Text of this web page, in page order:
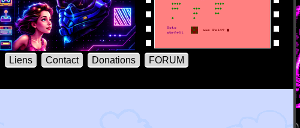
Liens Contact Donations
FORUM